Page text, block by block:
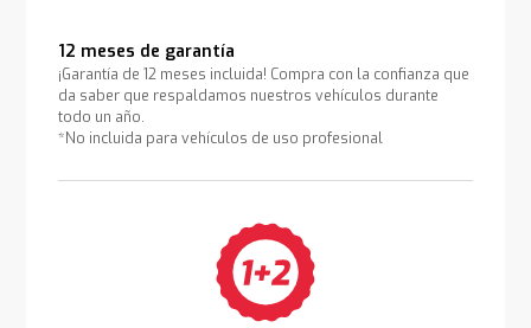
12 meses de garantía
¡Garantía de 12 meses incluida! Compra con la confianza que
da saber que respaldamos nuestros vehículos durante
todo un año.
*No incluida para vehículos de uso profesional